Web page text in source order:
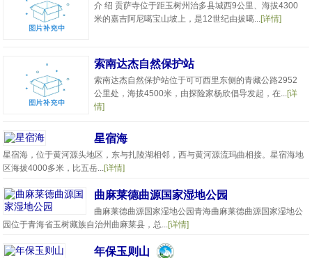
介 绍 贡萨寺位于距玉树州治多县城西9公里、海拔4300
米的嘉吉阿尼噶宝山坡上，是12世纪由拔噶...[详情]
索南达杰自然保护站
索南达杰自然保护站位于可可西里东侧的青藏公路2952
公里处，海拔4500米，由探险家杨欣倡导发起，在...[详
情]
星宿海
星宿海，位于黄河源头地区，东与扎陵湖相邻，西与黄河源流玛曲相接。星宿海地
区海拔4000多米，比五岳...[详情]
曲麻莱德曲源国家湿地公园
曲麻莱德曲源国家湿地公园青海曲麻莱德曲源国家湿地公
园位于青海省玉树藏族自治州曲麻莱县，总...[详情]
年保玉则山